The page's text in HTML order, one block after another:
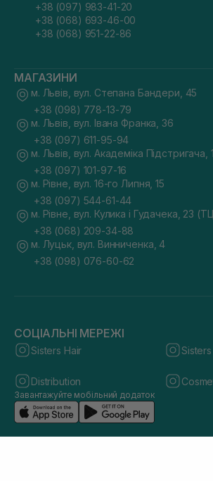
+38 (097) 983-41-20
+38 (068) 693-46-00
+38 (068) 951-22-86
МАГАЗИНИ
м. Львів, вул. Степана Бандери, 45
+38 (098) 778-13-79
м. Львів, вул. Івана Франка, 36
+38 (097) 611-95-94
м. Львів, вул. Академіка
+38 (097) 101-97-16
м. Рівне, вул. 16-го Липня, 15
+38 (097) 544-61-44
м. Рівне, вул. Кулика і Гудачека, 23
+38 (068) 209-34-88
м. Луцьк, вул. Винниченка, 4
+38 (098) 076-60-62
СОЦІАЛЬНІ МЕРЕЖІ
Sisters Hair
Distribution
Завантажуйте мобільний додаток